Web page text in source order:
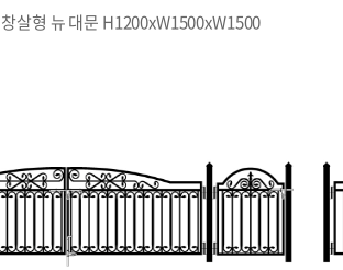
살형 뉴 대문 H1200xW1500xW1500